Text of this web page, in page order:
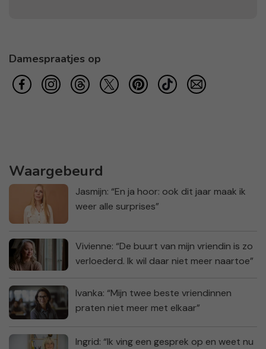
Damespraatjes op
Waargebeurd
Jasmijn: “En ja hoor: ook dit jaar maak ik
weer alle surprises”
Vivienne: “De buurt van mijn vriendin is zo
verloederd. Ik wil daar niet meer naartoe”
Ivanka: “Mijn twee beste vriendinnen
praten niet meer met elkaar”
Ingrid: “Ik ving een gesprek op en weet nu